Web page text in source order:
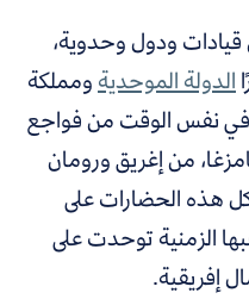
ودول وحدوية،
الدولة الموحديةومملكة
نفس الوقت من فواجع
من إغريق ورومان
هذه الحضارات على
الزمنية توحدت على
إفريقية.